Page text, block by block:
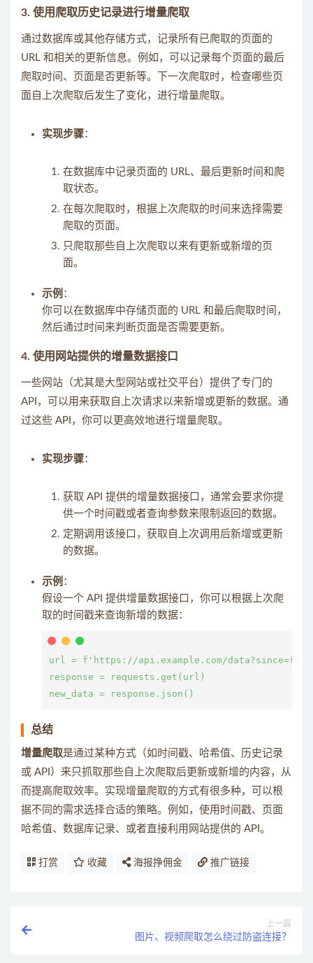
3. 使用爬取历史记录进行增量爬取
通过数据库或其他存储方式，记录所有已爬取的页面的
URL 和相关的更新信息。例如，可以记录每个页面的最后
爬取时间、页面是否更新等。下一次爬取时，检查哪些页
面自上次爬取后发生了变化，进行增量爬取。
实现步骤：
在数据库中记录页面的 URL、最后更新时间和爬
取状态。
在每次爬取时，根据上次爬取的时间来选择需要
爬取的页面。
只爬取那些自上次爬取以来有更新或新增的页
面。
示例 ：
你可以在数据库中存储页面的 URL 和最后爬取时间，
然后通过时间来判断页面是否需要更新。
4. 使用网站提供的增量数据接口
一些网站（尤其是大型网站或社交平台）提供了专门的
API，可以用来获取自上次请求以来新增或更新的数据。通
过这些 API，你可以更高效地进行增量爬取。
实现步骤：
获取 API 提供的增量数据接口，通常会要求你提
供一个时间戳或者查询参数来限制返回的数据。
定期调用该接口，获取自上次调用后新增或更新
的数据。
示例 ：
假设一个 API 提供增量数据接口，你可以根据上次爬
取的时间戳来查询新增的数据：
url = f'https://api.example.com/
response = requests.get(url)
总结
增量爬取是通过某种方式（如时间戳、哈希值、历史记录
或 API）来只抓取那些自上次爬取后更新或新增的内容，从
而提高爬取效率。实现增量爬取的方式有很多种，可以根
据不同的需求选择合适的策略。例如，使用时间戳、页面
哈希值、数据库记录、或者直接利用网站提供的 API。
打赏 收藏 海报挣佣金 推广链接
上一篇
图片、视频爬取怎么绕过防盗连接？